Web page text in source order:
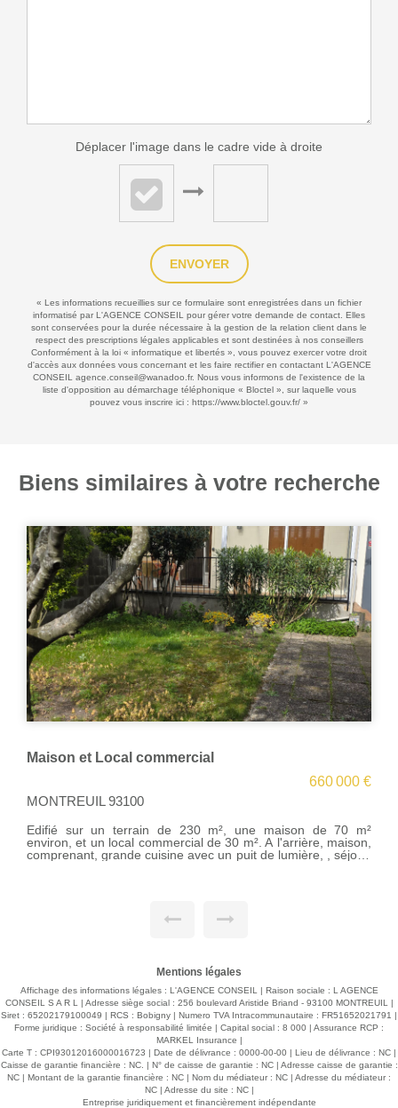
Déplacer l'image dans le cadre vide à droite
ENVOYER
« Les informations recueillies sur ce formulaire sont enregistrées dans un fichier
informatisé par L'AGENCE CONSEIL pour gérer votre demande de contact. Elles
sont conservées pour la durée nécessaire à la gestion de la relation client dans le
respect des prescriptions légales applicables et sont destinées à nos conseillers
Conformément à la loi « informatique et libertés », vous pouvez exercer votre droit
d'accès aux données vous concernant et les faire rectifier en contactant L'AGENCE
CONSEIL agence.conseil@wanadoo.fr. Nous vous informons de l'existence de la
liste d'opposition au démarchage téléphonique « Bloctel », sur laquelle vous
pouvez vous inscrire ici : https://www.bloctel.gouv.fr/ »
Biens similaires à votre recherche
commercial
de 230 m², une maison de 70 m²
commercial de 30 m². A l'arrière, maison,
cuisine avec un puit de lumière, , séjour,
bureau de poste) et toutes
A 100 m de la
bâtiments sur un terrain de 300 m² ,une cour devant de 70
m², et un jardin
Mentions légales
Affichage des informations légales : L'AGENCE CONSEIL | Raison sociale : L AGENCE
CONSEIL S A R L | Adresse siège social : 256 boulevard Aristide Briand - 93100 MONTREUIL |
Siret : 65202179100049 | RCS : Bobigny | Numero TVA Intracommunautaire : FR51652021791 |
Forme juridique : Société à responsabilité limitée | Capital social : 8 000 | Assurance RCP :
MARKEL Insurance |
Carte T : CPI93012016000016723 | Date de délivrance : 0000-00-00 | Lieu de délivrance : NC |
Caisse de garantie financière : NC. | N° de caisse de garantie : NC | Adresse caisse de garantie :
NC | Montant de la garantie financière : NC | Nom du médiateur : NC | Adresse du médiateur :
NC | Adresse du site : NC |
Entreprise juridiquement et financièrement indépendante